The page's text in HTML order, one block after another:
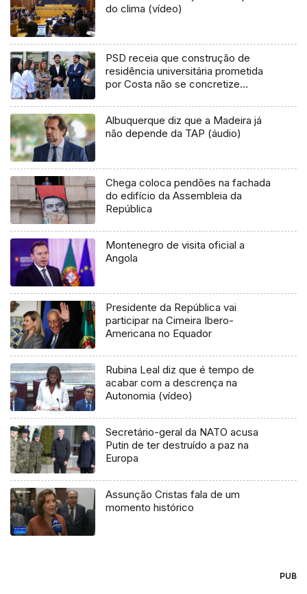
do clima (vídeo)
PSD receia que construção de
residência universitária prometida
por Costa não se concretize
Albuquerque diz que a Madeira já
não depende da TAP (áudio)
Chega coloca pendões na fachada
do edifício da Assembleia da
República
Montenegro de visita oficial a
Angola
Presidente da República vai
participar na Cimeira Ibero-
Americana no Equador
Rubina Leal diz que é tempo de
acabar com a descrença na
Autonomia (vídeo)
Secretário-geral da NATO acusa
Putin de ter destruído a paz na
Europa
Assunção Cristas fala de um
momento histórico
PUB